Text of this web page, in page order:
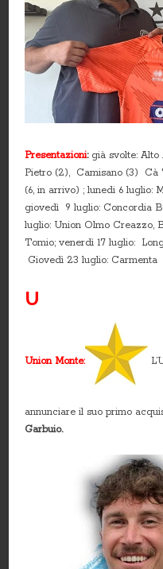
Presentazioni: già svolte: Alto
Pietro (2), Camisano (3) Cà
(6, in arrivo) ; lunedi 6 luglio:
giovedì 9 luglio: Concordia
luglio: Union Olmo Creazzo,
Tomio; venerdì 17 luglio:
Giovedì 23 luglio: Carmenta
U
Union Monte:
annunciare il suo primo
Garbuio.